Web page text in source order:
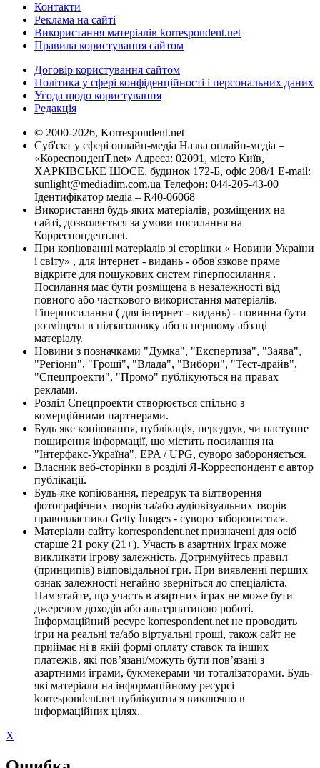
Контакти
Реклама на сайті
Використання матеріалів korrespondent.net
Правила користування сайтом
Договір користування сайтом
Політика у сфері конфіденційності і персональних даних
Угода щодо користування
Редакція
© 2000-2026, Korrespondent.net
Суб'єкт у сфері онлайн-медіа Назва онлайн-медіа –
«КореспонденТ.net» Адреса: 02091, місто Київ,
ХАРКІВСЬКЕ ШОСЕ, будинок 172-Б, офіс 208/1 E-mail:
sunlight@mediadim.com.ua Телефон: 044-205-43-00
Ідентифікатор медіа – R40-06068
Використання будь-яких матеріалів, розміщених на
сайті, дозволяється за умови посилання на
Корреспондент.net.
При копіюванні матеріалів зі сторінки « Новини України
і світу» , для інтернет - видань - обов'язкове пряме
відкрите для пошукових систем гіперпосилання .
Посилання має бути розміщена в незалежності від
повного або часткового використання матеріалів.
Гіперпосилання ( для інтернет - видань) - повинна бути
розміщена в підзаголовку або в першому абзаці
матеріалу.
Новини з позначками "Думка", "Експертиза", "Заява",
"Регіони", "Гроші", "Влада", "Вибори", "Тест-драйв",
"Спецпроекти", "Промо" публікуються на правах
реклами.
Розділ Спецпроекти створюється спільно з
комерційними партнерами.
Будь яке копіювання, публікація, передрук, чи наступне
поширення інформації, що містить посилання на
"Інтерфакс-Україна", EPA / UPG, суворо забороняється.
Власник веб-сторінки в розділі Я-Корреспондент є автор
публікації.
Будь-яке копіювання, передрук та відтворення
фотографічних творів та/або аудіовізуальних творів
правовласника Getty Images - суворо забороняється.
Матеріали сайту korrespondent.net призначені для осіб
старше 21 року (21+). Участь в азартних іграх може
викликати ігрову залежність. Дотримуйтесь правил
(принципів) відповідальної гри. При виявленні перших
ознак залежності негайно зверніться до спеціаліста.
Пам'ятайте, що участь в азартних іграх не може бути
джерелом доходів або альтернативою роботі.
Інформаційний ресурс korrespondent.net не проводить
ігри на реальні та/або віртуальні гроші, також сайт не
приймає ні в якій формі оплату ставок та інших
платежів, які пов’язані/можуть бути пов’язані з
азартними іграми, букмекерами чи тоталізаторами. Будь-
які матеріали на інформаційному ресурсі
korrespondent.net публікуються виключно в
інформаційних цілях.
X